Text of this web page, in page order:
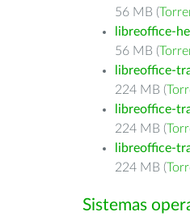
56 MB (
libreoffice-
56 MB (
libreoffice-
224 MB (
libreoffice-
224 MB (
libreoffice-
224 MB (
Sistemas